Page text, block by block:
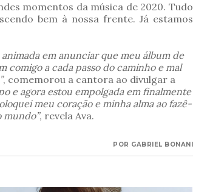
momentos da música de 2020. Tudo
bem à nossa frente. Já estamos
em anunciar que meu álbum de
comigo a cada passo do caminho e mal
, comemorou a cantora ao divulgar a
e agora estou empolgada em finalmente
meu coração e minha alma ao fazê-
mundo”, revela Ava.
POR GABRIEL BONANI